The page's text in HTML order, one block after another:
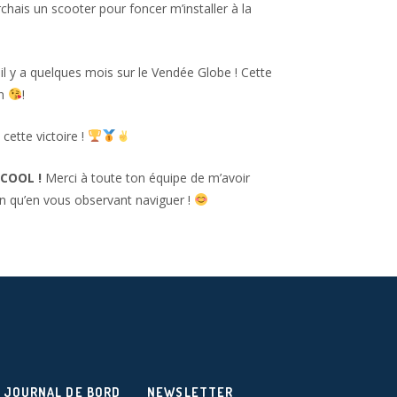
un scooter pour foncer m’installer à la
a quelques mois sur le Vendée Globe ! Cette
!
victoire !
! Merci à toute ton équipe de m’avoir
vous observant naviguer !
JOURNAL DE BORD NEWSLETTER